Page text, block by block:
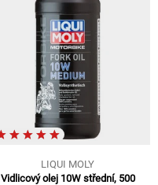
LIQUI MOLY
Vidlicový olej 10W střední, 500